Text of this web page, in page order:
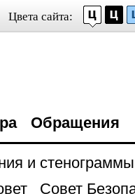
Цвета сайта:
Обращения
и стенограммы
Совет